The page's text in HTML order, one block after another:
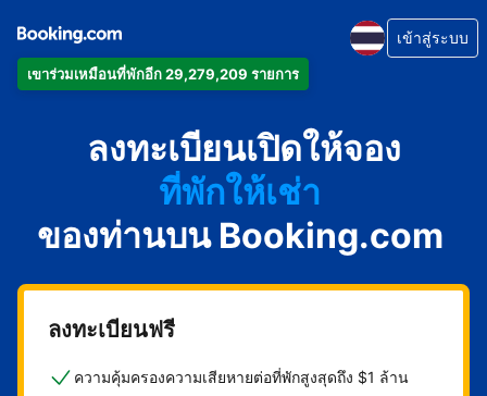
เข้าร่วมเหมือนที่พักอีก 29,279,209 รายการ
เข้าสู่ระบบ
ลงทะเบียนเปิดให้จอง
อพาร์ตเมนต์
โรงแรม
ที่พักให้เช่า
เกสต์เฮาส์
บีแอนด์บี
ของท่านบน Booking.com
ลงทะเบียนฟรี
ความคุ้มครองความเสียหายต่อที่พักสูงสุดถึง $1 ล้าน